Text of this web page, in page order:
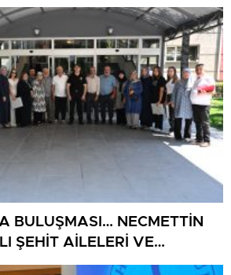
BULUŞMASI… NECMETTİN
ŞEHİT AİLELERİ VE